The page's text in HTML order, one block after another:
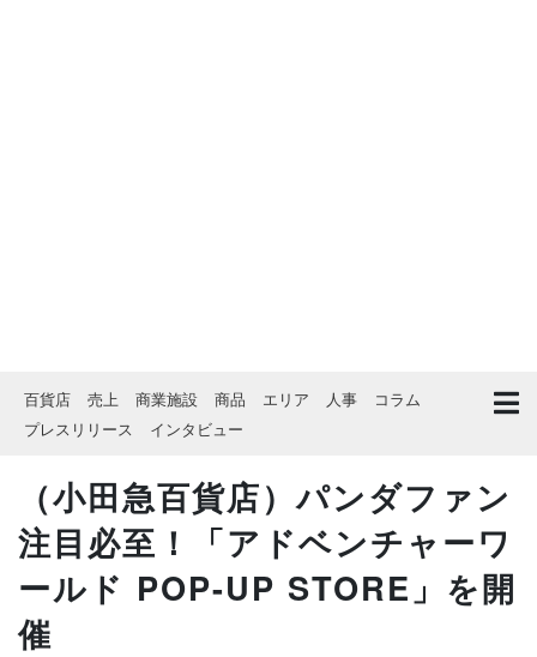
百貨店 売上 商業施設 商品 エリア 人事
コラム
プレスリリース
インタビュー
（小田急百貨店）パンダファン
注目必至！「アドベンチャーワ
ールド POP-UP STORE」を開
催